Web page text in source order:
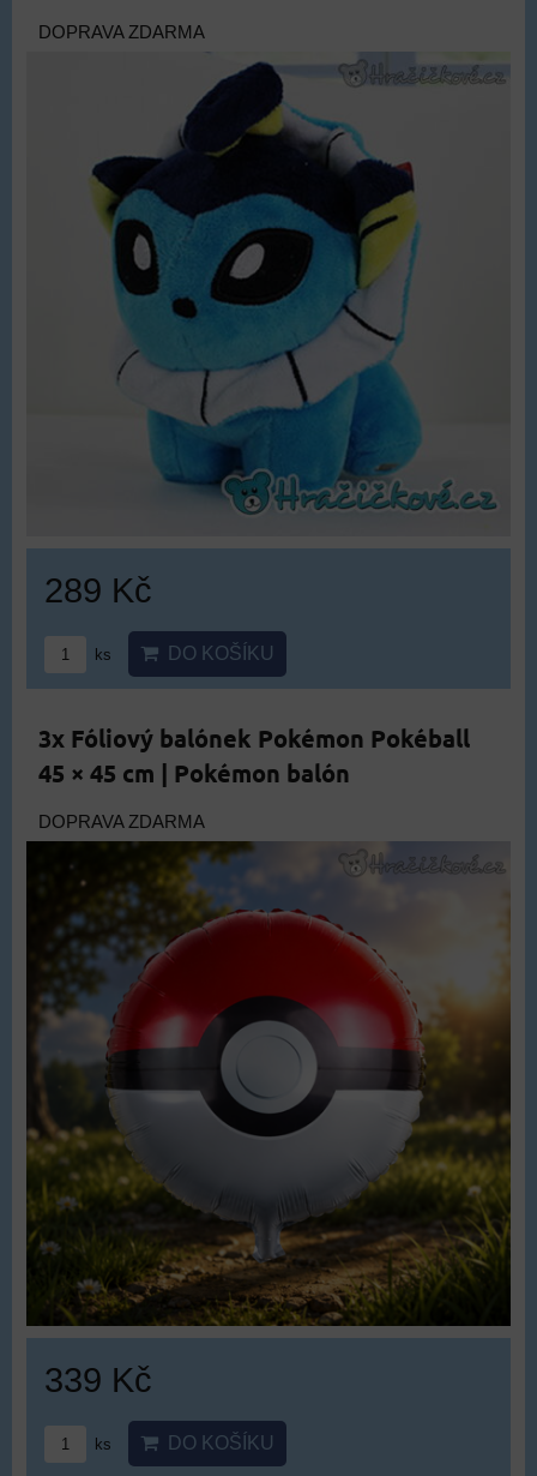
DOPRAVA ZDARMA
289 Kč
ks DO KOŠÍKU
3x Fóliový balónek Pokémon Pokéball
45 × 45 cm | Pokémon balón
DOPRAVA ZDARMA
339 Kč
ks DO KOŠÍKU